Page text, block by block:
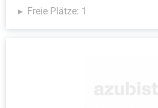
Freie Plätze: 1